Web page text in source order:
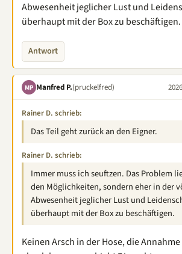
Abwesenheit jeglicher Lust und
überhaupt mit der Box zu beschäftigen.
Antwort
MP Manfred P.(pruckelfred)
Rainer D. schrieb:
Das Teil geht zurück an den Eigner.
Rainer D. schrieb:
Immer muss ich seuftzen. Das Problem
den Möglichkeiten, sondern eher in der
Abwesenheit jeglicher Lust und
überhaupt mit der Box zu beschäftigen.
Keinen Arsch in der Hose, die